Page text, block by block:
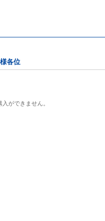
各位
ができません。